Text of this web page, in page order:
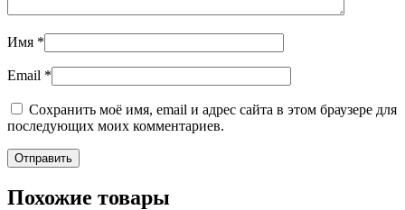
Имя *
Email *
Сохранить моё имя, email и адрес сайта в этом браузере для
последующих моих комментариев.
Похожие товары